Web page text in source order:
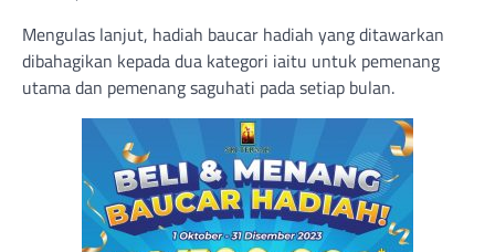
Mengulas lanjut, hadiah baucar hadiah yang ditawarkan
dibahagikan kepada dua kategori iaitu untuk pemenang
utama dan pemenang saguhati pada setiap bulan.